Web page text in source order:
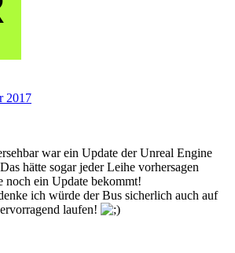
2017
war ein Update der Unreal Engine
hätte sogar jeder Leihe vorhersagen
noch ein Update bekommt!
ich würde der Bus sicherlich auch auf
laufen!